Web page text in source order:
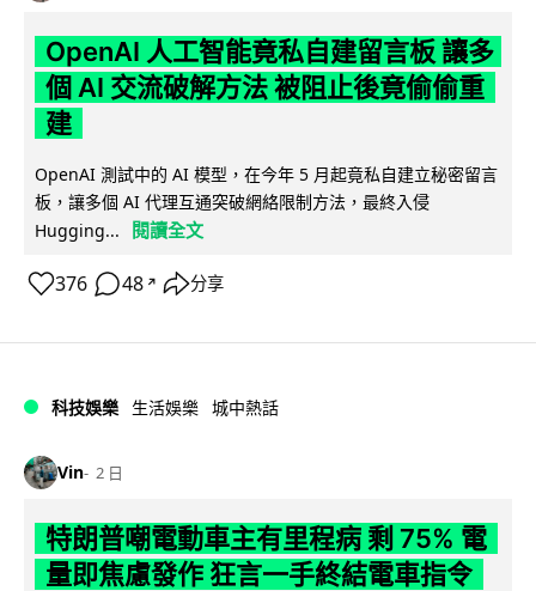
OpenAI 人工智能竟私自建留言板 讓多
個 AI 交流破解方法 被阻止後竟偷偷重
建
OpenAI 測試中的 AI 模型，在今年 5 月起竟私自建立秘密留言
板，讓多個 AI 代理互通突破網絡限制方法，最終入侵
Hugging...
閱讀全文
376 48 ↗ 分享
科技娛樂 生活娛樂 城中熱話
Vin 2 日
特朗普嘲電動車主有里程病 剩 75% 電
量即焦慮發作 狂言一手終結電車指令